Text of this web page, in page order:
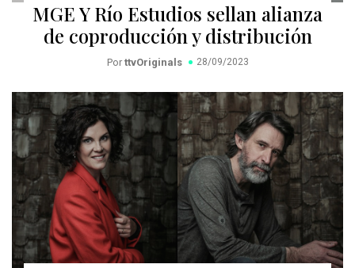
MGE Y Río Estudios sellan alianza
de coproducción y distribución
Por ttvOriginals 28/09/2023